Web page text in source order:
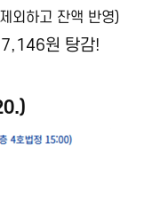
외하고 잔액 반영)
원 탕감!